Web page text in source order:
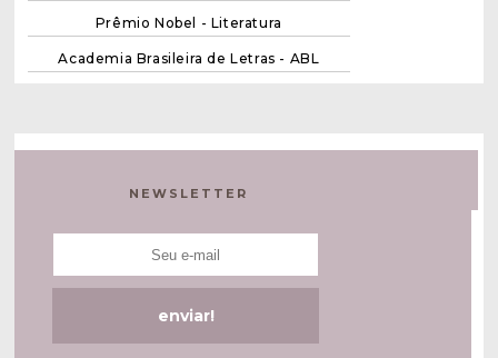
Prêmio Nobel - Literatura
Academia Brasileira de Letras - ABL
NEWSLETTER